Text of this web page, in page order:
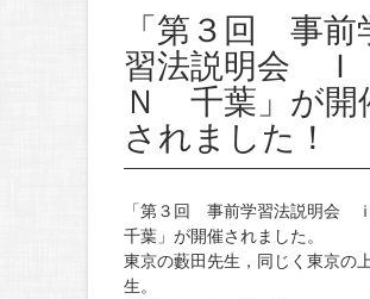
「第３回 事前
習法説明会 Ｉ
Ｎ 千葉」が開
されました！
「第３回 事前学習法説明会
千葉」が開催されました。
東京の藪田先生，同じく東京の
生。